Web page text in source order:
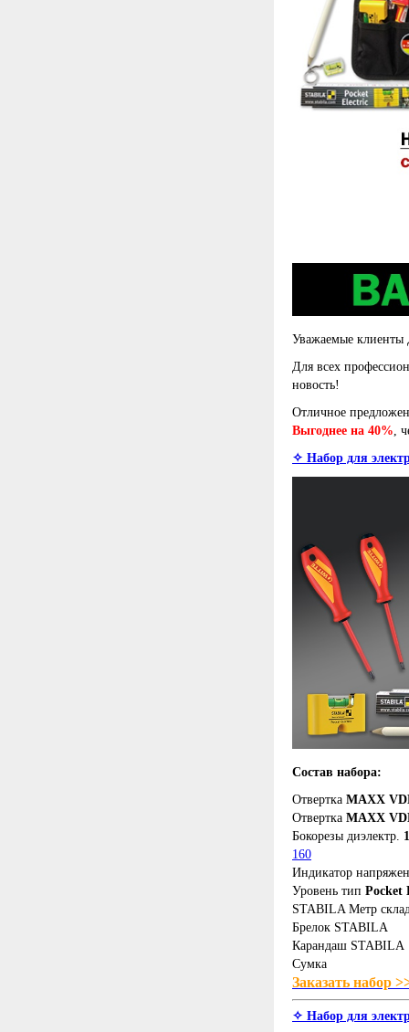
Уважаемые клиенты
Для всех
новость!
Отличное
Выгоднее на 40%,
✧ Набор для
Состав набора:
Отвертка MAXX
Отвертка MAXX
Бокорезы диэлектр.
160
Индикатор
Уровень тип Pocket
STABILA Метр
Брелок STABILA
Карандаш STABILA
Сумка
Заказать набор
✧ Набор для